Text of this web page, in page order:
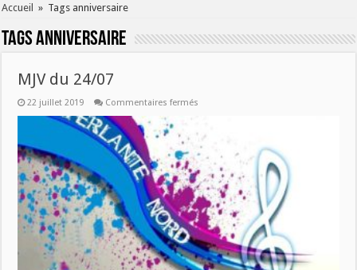
Accueil » Tags anniversaire
Tagsanniversaire
MJV du 24/07
22 juillet 2019 Commentaires fermés
24/07